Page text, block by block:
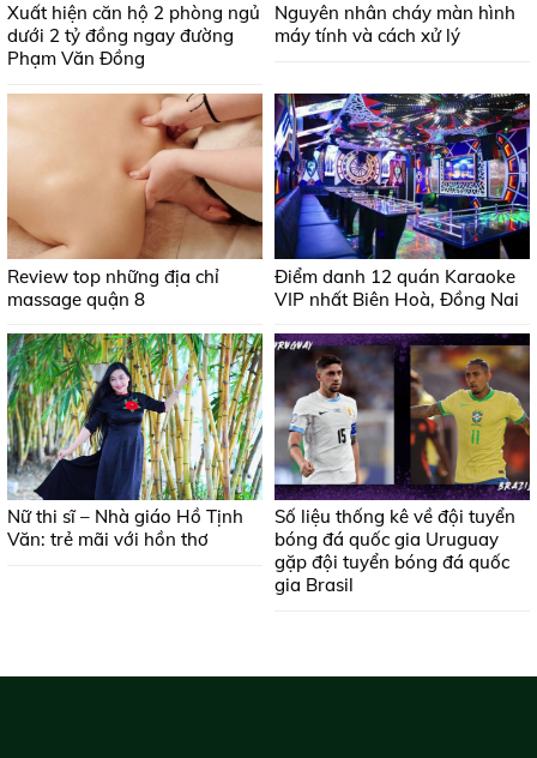
Xuất hiện căn hộ 2 phòng ngủ
dưới 2 tỷ đồng ngay đường
Phạm Văn Đồng
Nguyên nhân cháy màn hình
máy tính và cách xử lý
Review top những địa chỉ
massage quận 8
Điểm danh 12 quán Karaoke
VIP nhất Biên Hoà, Đồng Nai
Nữ thi sĩ – Nhà giáo Hồ Tịnh
Văn: trẻ mãi với hồn thơ
Số liệu thống kê về đội tuyển
bóng đá quốc gia Uruguay
gặp đội tuyển bóng đá quốc
gia Brasil